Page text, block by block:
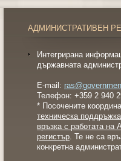
АДМИНИСТРАТИВЕН
Интегрирана
държавната
E-mail:
Телефон: +359 2 940
* Посочените
техническа
връзка с работата на
регистър. Те не са
конкретна